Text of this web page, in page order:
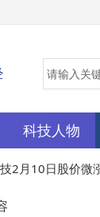
科技人物
月10日股价微涨
万元引关注